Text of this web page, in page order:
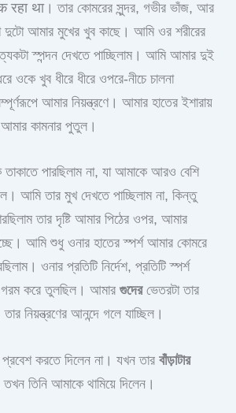
रहा था। তার কোমরের সুন্দর, গভীর ভাঁজ, আর
দুটো আমার মুখের খুব কাছে। আমি ওর শরীরের
স্পন্দন দেখতে পাচ্ছিলাম। আমি আমার দুই
ওকে খুব ধীরে ধীরে ওপরে-নীচে চালনা
আমার নিয়ন্ত্রণে। আমার হাতের ইশারায়
কামনার পুতুল।
তাকাতে পারছিলাম না, যা আমাকে আরও বেশি
আমি তার মুখ দেখতে পাচ্ছিলাম না, কিন্তু
তার দৃষ্টি আমার পিঠের ওপর, আমার
আমি শুধু ওনার হাতের স্পর্শ আমার কোমরে
ওনার প্রতিটি নির্দেশ, প্রতিটি স্পর্শ
করে তুলছিল। আমার গুদেরভেতরটা তার
তার নিয়ন্ত্রণের আনন্দে গলে যাচ্ছিল।
করতে দিলেন না। যখন তার বাঁড়াটার
তিনি আমাকে থামিয়ে দিলেন।